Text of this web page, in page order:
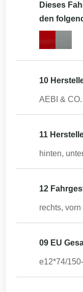
Dieses
den
10
AEBI &
11
hinten,
12
rechts,
09 EU
e12*74/